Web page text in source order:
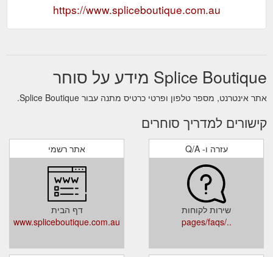
https://www.spliceboutique.com.au
Splice Boutique מידע על סוחר
אתר אינטרנט, מספר טלפון ופרטי כרטיס מתנה עבור Splice Boutique.
קישורים למדריך סוחרים
אתר רשמי
דף הבית
www.spliceboutique.com.au
עזרה ו- Q/A
שירות לקוחות
../pages/faqs